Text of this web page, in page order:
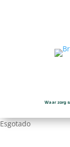
Waar zorg
Esgotado